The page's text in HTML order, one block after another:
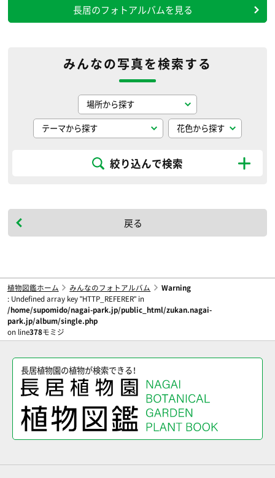
長居のフォトアルバムを見る
みんなの写真を検索する
絞り込んで検索
戻る
植物図鑑ホーム みんなのフォトアルバム
Warning
: Undefined array key "HTTP_REFERER" in
/home/supomido/nagai-park.jp/public_html/zukan.nagai-
park.jp/album/single.php
on line378モミジ
長居植物園の植物が検索できる！